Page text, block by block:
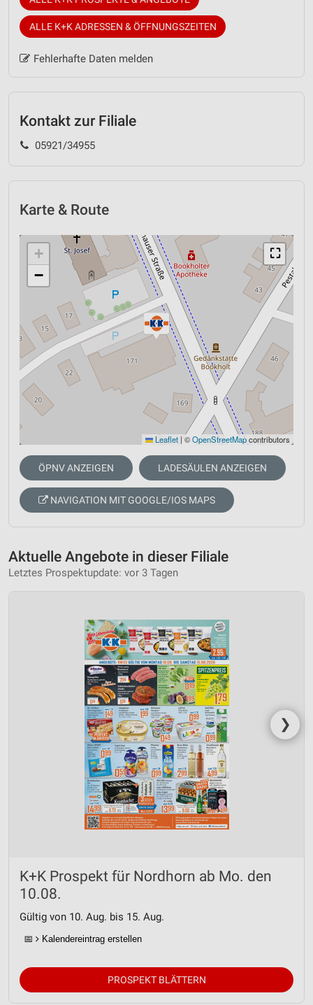
ALLE K+K ADRESSEN & ÖFFNUNGSZEITEN
Fehlerhafte Daten melden
Kontakt zur Filiale
05921/34955
Karte & Route
⛶
+
−
Leaflet | ©OpenStreetMapcontributors
ÖPNV ANZEIGEN LADESÄULEN ANZEIGEN
NAVIGATION MIT GOOGLE/IOS MAPS
Aktuelle Angebote in dieser Filiale
Letztes Prospektupdate: vor 3 Tagen
❯
K+K Prospekt für Nordhorn ab Mo. den
10.08.
Gültig von 10. Aug. bis 15. Aug.
📅 Kalendereintrag erstellen
PROSPEKT BLÄTTERN